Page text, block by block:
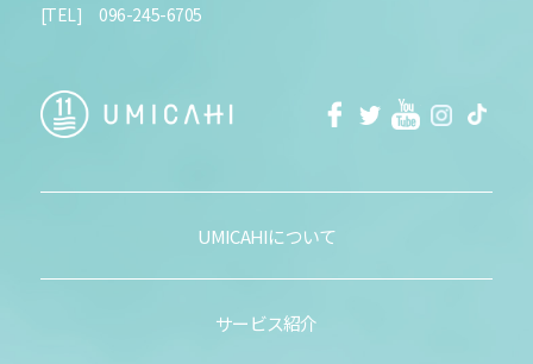
[TEL] 096-245-6705
facebookTwitterYoutube
UMICAHIについて
サービス紹介